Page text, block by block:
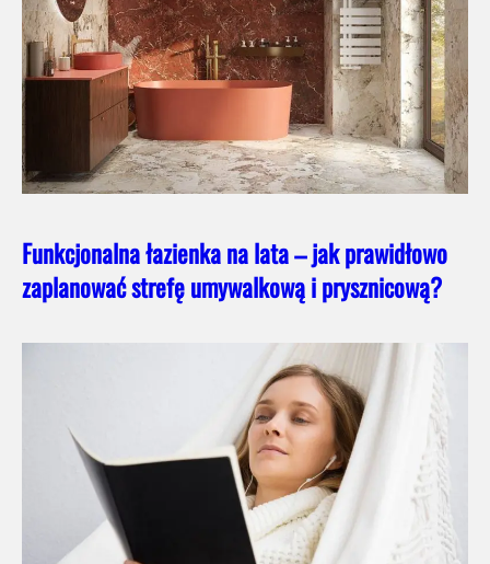
Funkcjonalna łazienka na lata – jak prawidłowo
zaplanować strefę umywalkową i prysznicową?